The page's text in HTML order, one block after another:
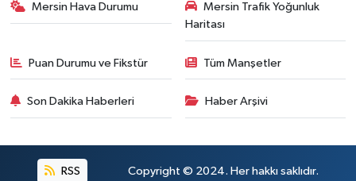
Mersin Hava Durumu
Mersin Trafik Yoğunluk
Haritası
Puan Durumu ve Fikstür Tüm Manşetler
Son Dakika Haberleri Haber Arşivi
RSS Copyright © 2024. Her hakkı saklıdır.